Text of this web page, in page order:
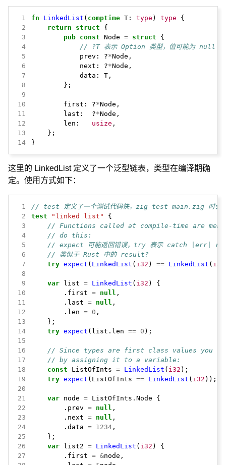
1 fn LinkedList ( comptime T: type ) type
{
2
return struct
{
3
pub const Node = struct
{
4
// ?T 表示 Option 类型，值可能为 null
5
prev: ?*Node,
6
next: ?*Node,
7
data:
T,
8
};
9
10
first: ?*Node,
11
last: ?*Node,
12
len: usize ,
13
};
14
}
这里的 LinkedList 定义了一个泛型链表，类型在编译期确
定。使用方式如下：
1
// test 定义了一个测试代码快，zig test main.zig 时会执
2
test "linked list"
{
3
// Functions called at compile-time are
4
// do this:
5
// expect 可能返回错误，try 表示 catch |err|
6
// 类似于 Rust 中的 result?
7
try expect ( LinkedList ( i32 ) == LinkedList ( i32
8
9
var list = LinkedList ( i32 )
{
10
.first = null ,
11
.last = null ,
12
.len = 0 ,
13
};
14
try expect (list.len == 0 );
15
16
// Since types are first class values you
17
// by assigning it to a variable:
18
const ListOfInts = LinkedList ( i32 );
19
try expect (ListOfInts == LinkedList ( i32 ));
20
21
var node = ListOfInts.Node
{
22
.prev = null ,
23
.next = null ,
24
.data = 1234,
25
};
26
var list2 = LinkedList ( i32 )
{
27
.first = &node,